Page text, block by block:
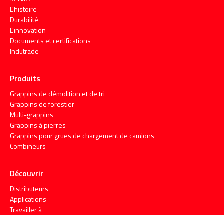
L'histoire
Durabilité
L'innovation
Documents et certifications
Indutrade
Produits
Grappins de démolition et de tri
Grappins de forestier
Multi-grappins
Grappins à pierres
Grappins pour grues de chargement de camions
Combineurs
Découvrir
Distributeurs
Applications
Travailler à